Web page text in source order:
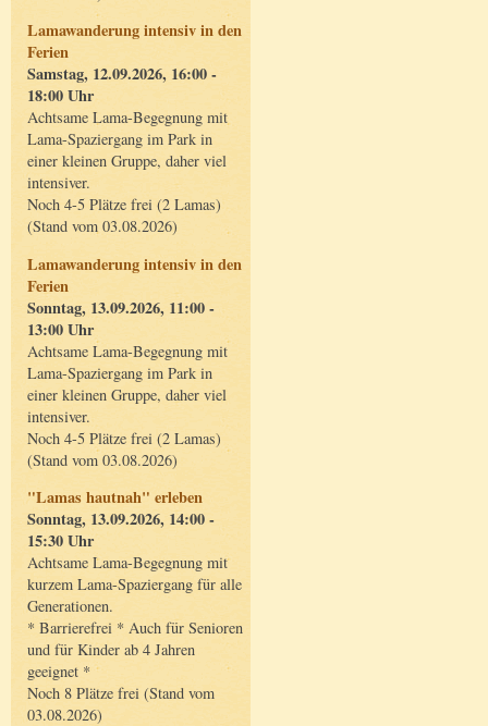
Lamawanderung intensiv in den
Ferien
Samstag, 12.09.2026, 16:00 -
18:00 Uhr
Achtsame Lama-Begegnung mit
Lama-Spaziergang im Park in
einer kleinen Gruppe, daher viel
intensiver.
Noch 4-5 Plätze frei (2 Lamas)
(Stand vom 03.08.2026)
Lamawanderung intensiv in den
Ferien
Sonntag, 13.09.2026, 11:00 -
13:00 Uhr
Achtsame Lama-Begegnung mit
Lama-Spaziergang im Park in
einer kleinen Gruppe, daher viel
intensiver.
Noch 4-5 Plätze frei (2 Lamas)
(Stand vom 03.08.2026)
"Lamas hautnah" erleben
Sonntag, 13.09.2026, 14:00 -
15:30 Uhr
Achtsame Lama-Begegnung mit
kurzem Lama-Spaziergang für alle
Generationen.
* Barrierefrei * Auch für Senioren
und für Kinder ab 4 Jahren
geeignet *
Noch 8 Plätze frei (Stand vom
03.08.2026)